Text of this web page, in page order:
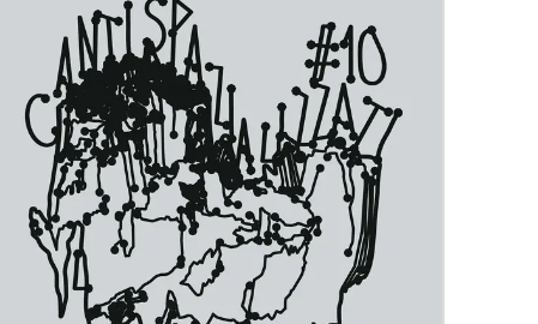
Czyczel. Bliskość Odry będzie inspiracją do
partytur ruchowych i ćwiczeń ze słuchania, które
artystka zaproponuje osobom uczestniczącym w
spacerze. BIO Alicja Czyczel jest artystką
działającą na pograniczu choreografii, sztuk
wizualnych i edukacji eksperymentalnej. Jej
praktyka artystyczna opiera się na queerowo-
feministycznych metodologiach i tworzeniu
bezpiecznych przestrzeni do ruchu, dzielenia się
wiedzą i doświadczania przyjemności. Czyczel
tworzy choreografie sceniczne, kolektywne i